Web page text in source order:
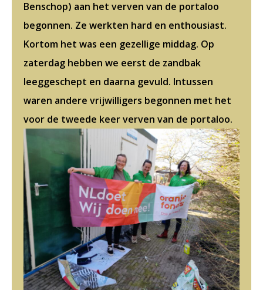
Benschop) aan het verven van de portaloo
begonnen. Ze werkten hard en enthousiast.
Kortom het was een gezellige middag. Op
zaterdag hebben we eerst de zandbak
leeggeschept en daarna gevuld. Intussen
waren andere vrijwilligers begonnen met het
voor de tweede keer verven van de portaloo.